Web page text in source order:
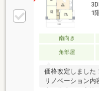
1
南向き
角部屋
価格改定しました
リノベーション